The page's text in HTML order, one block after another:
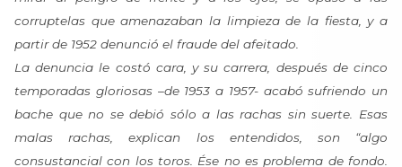
corruptelas que amenazaban la limpieza de la fiesta, y a
partir de 1952 denunció el fraude del afeitado.
La denuncia le costó cara, y su carrera, después de cinco
temporadas gloriosas –de 1953 a 1957- acabó sufriendo un
bache que no se debió sólo a las rachas sin suerte. Esas
malas rachas, explican los entendidos, son “algo
consustancial con los toros. Ése no es problema de fondo.